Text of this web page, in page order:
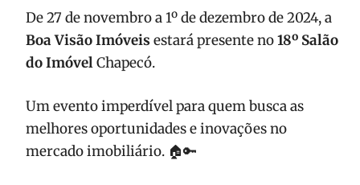
De 27 de novembro a 1º de dezembro de 2024, a
Boa Visão Imóveis estará presente no18º Salão
do ImóvelChapecó.
Um evento imperdível para quem busca as
melhores oportunidades e inovações no
mercado imobiliário. 🏠🔑